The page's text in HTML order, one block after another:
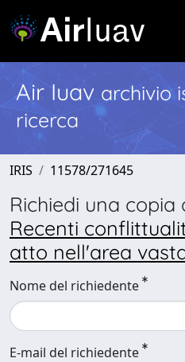
Air Iuav archivio
ricerca
IRIS 11578/271645
Richiedi una
Recenti
atto nell'area
Nome del richiedente
E-mail del richiedente